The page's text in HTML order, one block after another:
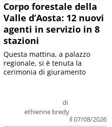
Corpo forestale della
Valle d’Aosta: 12 nuovi
agenti in servizio in 8
stazioni
di
ethienne bredy
il 07/08/2026
Questa mattina, a palazzo
regionale, si è tenuta la
cerimonia di giuramento